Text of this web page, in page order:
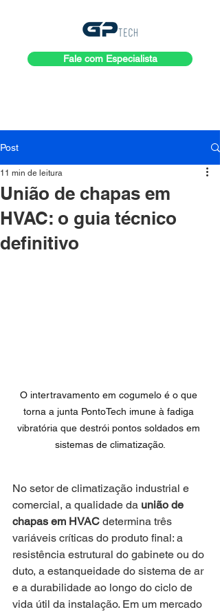
Fale com Especialista
Post
União de chapas em
HVAC: o guia técnico
definitivo
11 min de leitura
O intertravamento em cogumelo é o que
torna a junta PontoTech imune à fadiga
vibratória que destrói pontos soldados em
sistemas de climatização.
No setor de climatização industrial e
comercial, a qualidade da união de
chapas em HVAC determina três
variáveis críticas do produto final: a
resistência estrutural do gabinete ou do
duto, a estanqueidade do sistema de ar
e a durabilidade ao longo do ciclo de
vida útil da instalação. Em um mercado